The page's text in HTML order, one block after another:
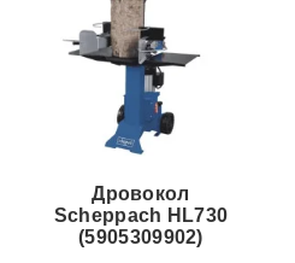
Дровокол
Scheppach HL730
(5905309902)